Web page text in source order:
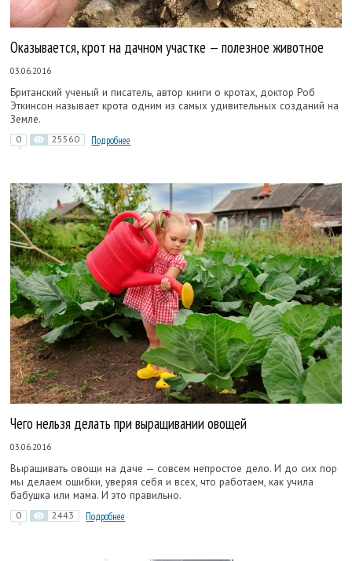
Оказывается, крот на дачном участке — полезное животное
03.06.2016
Британский ученый и писатель, автор книги о кротах, доктор Роб
Эткинсон называет крота одним из самых удивительных созданий на
Земле.
0 25560 Подробнее
Чего нельзя делать при выращивании овощей
03.06.2016
Выращивать овощи на даче — совсем непростое дело. И до сих пор
мы делаем ошибки, уверяя себя и всех, что работаем, как учила
бабушка или мама. И это правильно.
0 2443 Подробнее